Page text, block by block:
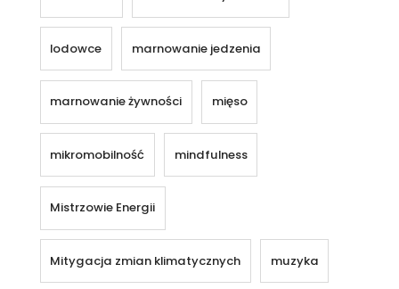
lodowce marnowanie jedzenia
marnowanie żywności mięso
mikromobilność mindfulness
Mistrzowie Energii
Mitygacja zmian klimatycznych muzyka